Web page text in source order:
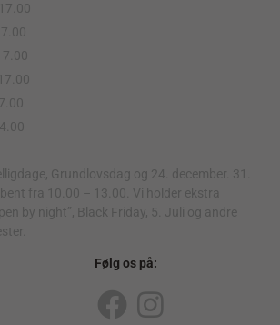
Grundlovsdag og 24. december. 31.
fra 10.00 – 13.00. Vi holder ekstra
by night”, Black Friday, 5. Juli og andre
Følg os på: